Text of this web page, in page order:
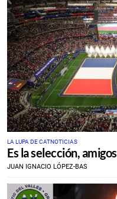
LA LUPA DE CATNOTICIAS
Es la selección, amigos
JUAN IGNACIO LÓPEZ-BAS